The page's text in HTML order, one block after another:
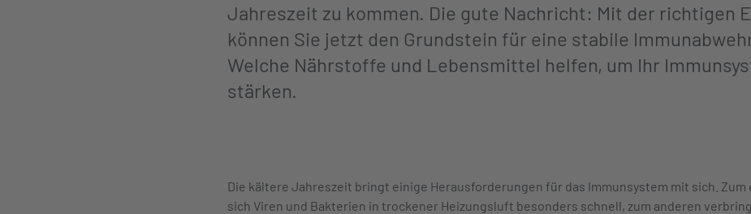
Jahreszeit zu kommen. Die gute Nachricht: Mit der richtigen
können Sie jetzt den Grundstein für eine stabile
Welche Nährstoffe und Lebensmittel helfen, um Ihr
stärken.
Die kältere Jahreszeit bringt einige Herausforderungen für das Immunsystem mit sich.
sich Viren und Bakterien in trockener Heizungsluft besonders schnell, zum anderen